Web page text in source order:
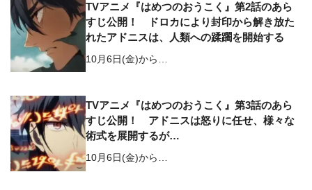
TVアニメ『はめつのおうこく』第2話のあら
すじ公開！ ドロカにより封印から解き放た
れたアドニスは、人類への蹂躙を開始する
10月6日(金)から…
TVアニメ『はめつのおうこく』第3話のあら
すじ公開！ アドニスは怒りに任せ、様々な
術式を展開するが…
10月6日(金)から…